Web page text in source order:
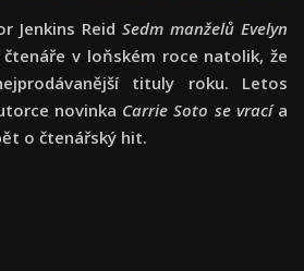
Jenkins Reid Sedm manželů Evelyn
čtenáře v loňském roce natolik, že
tituly roku. Letos
novinka Carrie Soto se vracía
o čtenářský hit.